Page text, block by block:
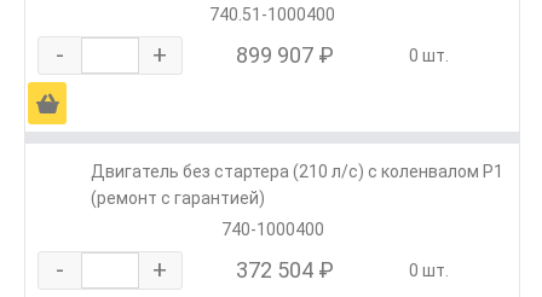
740.51-1000400
- + 899 907 ₽ 0 шт.
Ä
Двигатель без стартера (210 л/с) с коленвалом Р1
(ремонт с гарантией)
740-1000400
- + 372 504 ₽ 0 шт.